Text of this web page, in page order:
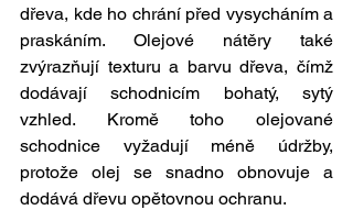
dřeva, kde ho chrání před vysycháním a
praskáním. Olejové nátěry také
zvýrazňují texturu a barvu dřeva, čímž
dodávají schodnicím bohatý, sytý
vzhled. Kromě toho olejované
schodnice vyžadují méně údržby,
protože olej se snadno obnovuje a
dodává dřevu opětovnou ochranu.